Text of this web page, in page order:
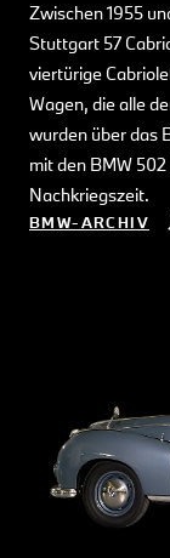
Zwischen 1955
Stuttgart 57
viertürige
Wagen, die alle
wurden über das
mit den BMW
Nachkriegszeit.
BMW-ARCHIV